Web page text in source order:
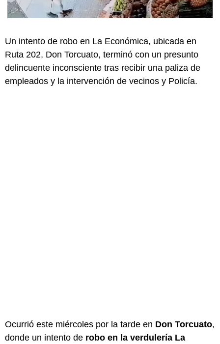
Un intento de robo en La Económica, ubicada en
Ruta 202, Don Torcuato, terminó con un presunto
delincuente inconsciente tras recibir una paliza de
empleados y la intervención de vecinos y Policía.
Ocurrió este miércoles por la tarde en Don Torcuato,
donde un intento de robo en la verdulería La